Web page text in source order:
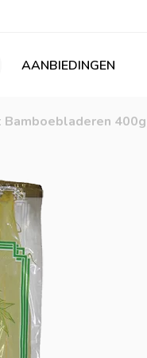
AANBIEDINGEN
Bamboebladeren 400g